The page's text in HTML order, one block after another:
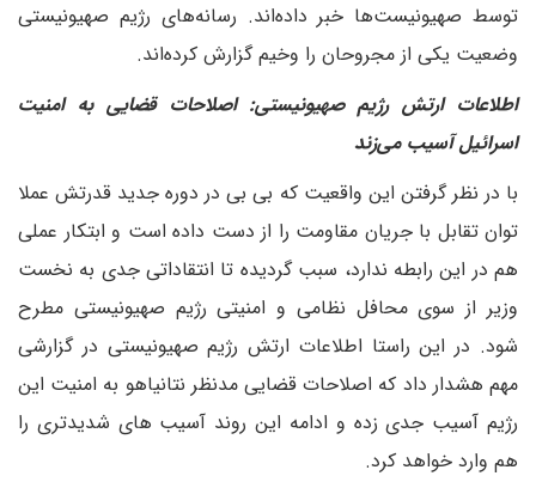
توسط صهیونیست‌ها خبر داده‌اند. رسانه‌های رژیم صهیونیستی
وضعیت یکی از مجروحان را وخیم گزارش کرده‌اند.
اطلاعات ارتش رژیم صهیونیستی: اصلاحات قضایی به امنیت
اسرائیل آسیب می‌زند
با در نظر گرفتن این واقعیت که بی بی در دوره جدید قدرتش عملا
توان تقابل با جریان مقاومت را از دست داده است و ابتکار عملی
هم در این رابطه ندارد، سبب گردیده تا انتقاداتی جدی به نخست
وزیر از سوی محافل نظامی و امنیتی رژیم صهیونیستی مطرح
شود. در این راستا اطلاعات ارتش رژیم صهیونیستی در گزارشی
مهم هشدار داد که اصلاحات قضایی مدنظر نتانیاهو به امنیت این
رژیم آسیب جدی زده و ادامه این روند آسیب های شدیدتری را
هم وارد خواهد کرد.